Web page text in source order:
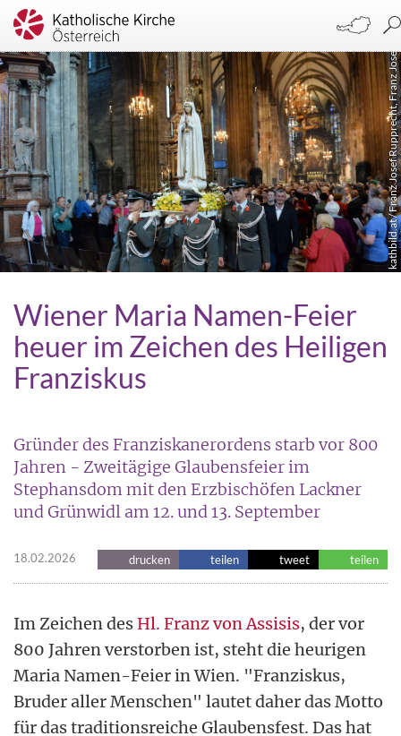
kathbild.at / Franz Josef Rupprecht, Franz Josef Rupprecht
Wiener Maria Namen-Feier
heuer im Zeichen des Heiligen
Franziskus
Gründer des Franziskanerordens starb vor 800
Jahren - Zweitägige Glaubensfeier im
Stephansdom mit den Erzbischöfen Lackner
und Grünwidl am 12. und 13. September
18.02.2026 drucken teilen tweet teilen
Im Zeichen des Hl. Franz von Assisis, der vor
800 Jahren verstorben ist, steht die heurigen
Maria Namen-Feier in Wien. "Franziskus,
Bruder aller Menschen" lautet daher das Motto
für das traditionsreiche Glaubensfest. Das hat